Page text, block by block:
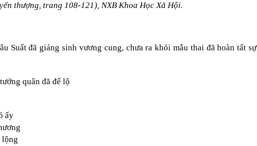
thượng, trang 108-121), NXB Khoa Học Xã Hội.
Suất đã giáng sinh vương cung, chưa ra khỏi mẫu thai đã hoàn tất sự
quân đã để lộ
ấy
lộng